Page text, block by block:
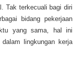
Tak terkecuali bagi diri
bidang pekerjaan
yang sama, hal ini
lingkungan kerja